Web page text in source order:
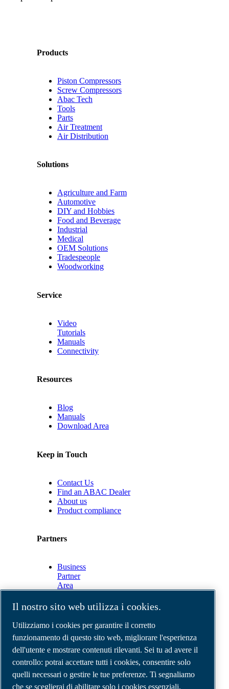
Products
Piston Compressors
Screw Compressors
Abac Tech
Tools
Parts
Air Treatment
Air Distribution
Solutions
Agriculture and Farm
Automotive
DIY and Hobbies
Food and Beverage
Industrial
Medical
OEM Solutions
Tradespeople
Woodworking
Service
Video
Tutorials
Manuals
Connectivity
Resources
Blog
Manuals
Download Area
Keep in Touch
Contact Us
Find an ABAC Dealer
About us
Product compliance
Partners
Business
Partner
Area
Connect
2.0
Business
ABAC
Media
Gallery
©2026 Compressori d'aria ABAC
Note legali e privacy
Il nostro sito web utilizza i cookies.
Utilizziamo i cookies per garantire il corretto
funzionamento di questo sito web, migliorare l'esperienza
dell'utente e mostrare contenuti rilevanti. Sei tu ad avere il
controllo: potrai accettare tutti i cookies, consentire solo
quelli necessari o gestire le tue preferenze. Ti segnaliamo
che se sceglierai di abilitare solo i cookies essenziali,